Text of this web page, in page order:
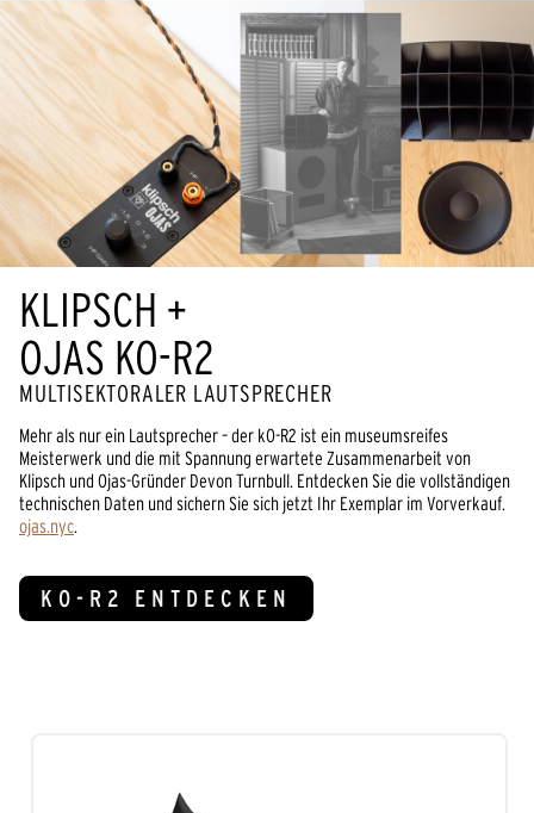
KLIPSCH +
OJAS KO-R2
MULTISEKTORALER LAUTSPRECHER
Mehr als nur ein Lautsprecher – der kO-R2 ist ein museumsreifes
Meisterwerk und die mit Spannung erwartete Zusammenarbeit von
Klipsch und Ojas-Gründer Devon Turnbull. Entdecken Sie die vollständigen
technischen Daten und sichern Sie sich jetzt Ihr Exemplar im Vorverkauf.
ojas.nyc.
KO-R2 ENTDECKEN